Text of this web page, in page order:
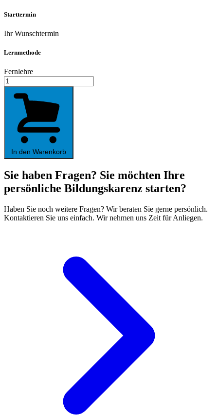
Starttermin
Ihr Wunschtermin
Lernmethode
Fernlehre
English
Business
Correspondence
Menge
In den Warenkorb
Sie haben Fragen? Sie möchten Ihre
persönliche Bildungskarenz starten?
Haben Sie noch weitere Fragen? Wir beraten Sie gerne persönlich.
Kontaktieren Sie uns einfach. Wir nehmen uns Zeit für Anliegen.